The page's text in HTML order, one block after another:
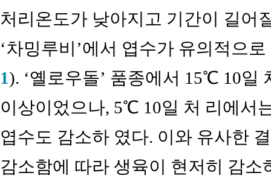
처리온도가 낮아지고 기간이 길어
‘차밍루비’에서 엽수가 유의적으
1). ‘옐로우돌’ 품종에서 15℃ 10일
이상이었으나, 5℃ 10일 처 리에서
엽수도 감소하 였다. 이와 유사한
감소함에 따라 생육이 현저히 감